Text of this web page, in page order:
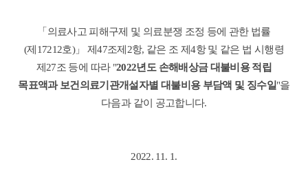
「의료사고 피해구제 및 의료분쟁 조정 등에 관한 법률
(제17212호)」 제47조제2항, 같은 조 제4항 및 같은 법 시행령
제27조 등에 따라 "2022년도 손해배상금 대불비용 적립
목표액과 보건의료기관개설자별 대불비용 부담액 및 징수일"을
다음과 같이 공고합니다.
2022. 11. 1.